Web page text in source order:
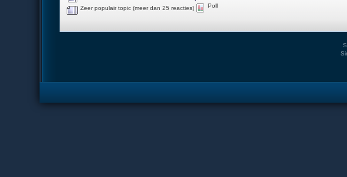
Zeer populair topic (meer dan 25 reacties)
Poll